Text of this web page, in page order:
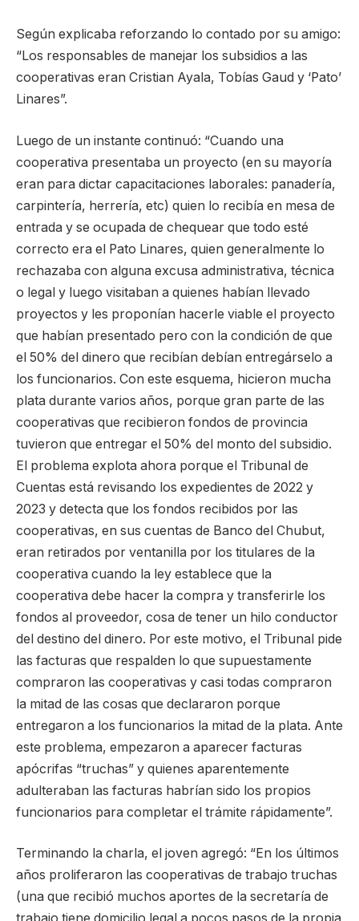
Según explicaba reforzando lo contado por su amigo:
“Los responsables de manejar los subsidios a las
cooperativas eran Cristian Ayala, Tobías Gaud y ‘Pato’
Linares”.
Luego de un instante continuó: “Cuando una
cooperativa presentaba un proyecto (en su mayoría
eran para dictar capacitaciones laborales: panadería,
carpintería, herrería, etc) quien lo recibía en mesa de
entrada y se ocupada de chequear que todo esté
correcto era el Pato Linares, quien generalmente lo
rechazaba con alguna excusa administrativa, técnica
o legal y luego visitaban a quienes habían llevado
proyectos y les proponían hacerle viable el proyecto
que habían presentado pero con la condición de que
el 50% del dinero que recibían debían entregárselo a
los funcionarios. Con este esquema, hicieron mucha
plata durante varios años, porque gran parte de las
cooperativas que recibieron fondos de provincia
tuvieron que entregar el 50% del monto del subsidio.
El problema explota ahora porque el Tribunal de
Cuentas está revisando los expedientes de 2022 y
2023 y detecta que los fondos recibidos por las
cooperativas, en sus cuentas de Banco del Chubut,
eran retirados por ventanilla por los titulares de la
cooperativa cuando la ley establece que la
cooperativa debe hacer la compra y transferirle los
fondos al proveedor, cosa de tener un hilo conductor
del destino del dinero. Por este motivo, el Tribunal pide
las facturas que respalden lo que supuestamente
compraron las cooperativas y casi todas compraron
la mitad de las cosas que declararon porque
entregaron a los funcionarios la mitad de la plata. Ante
este problema, empezaron a aparecer facturas
apócrifas “truchas” y quienes aparentemente
adulteraban las facturas habrían sido los propios
funcionarios para completar el trámite rápidamente”.
Terminando la charla, el joven agregó: “En los últimos
años proliferaron las cooperativas de trabajo truchas
(una que recibió muchos aportes de la secretaría de